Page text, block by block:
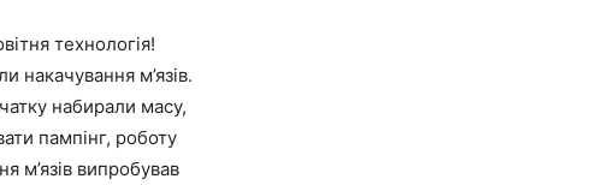
технологія!
накачування м’язів.
набирали масу,
пампінг, роботу
м’язів випробував